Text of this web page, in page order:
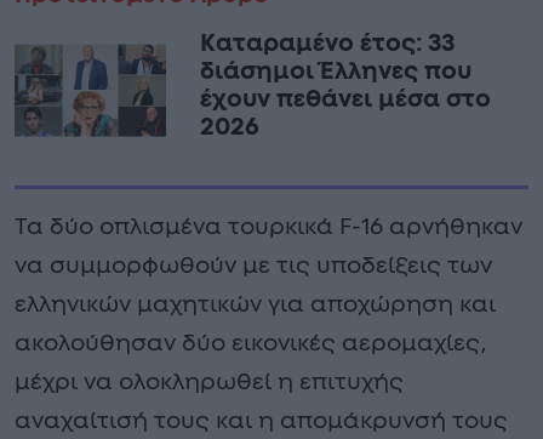
Καταραμένο έτος: 33
διάσημοι Έλληνες που
έχουν πεθάνει μέσα στο
2026
Τα δύο οπλισμένα τουρκικά F-16 αρνήθηκαν
να συμμορφωθούν με τις υποδείξεις των
ελληνικών μαχητικών για αποχώρηση και
ακολούθησαν δύο εικονικές αερομαχίες,
μέχρι να ολοκληρωθεί η επιτυχής
αναχαίτισή τους και η απομάκρυνσή τους